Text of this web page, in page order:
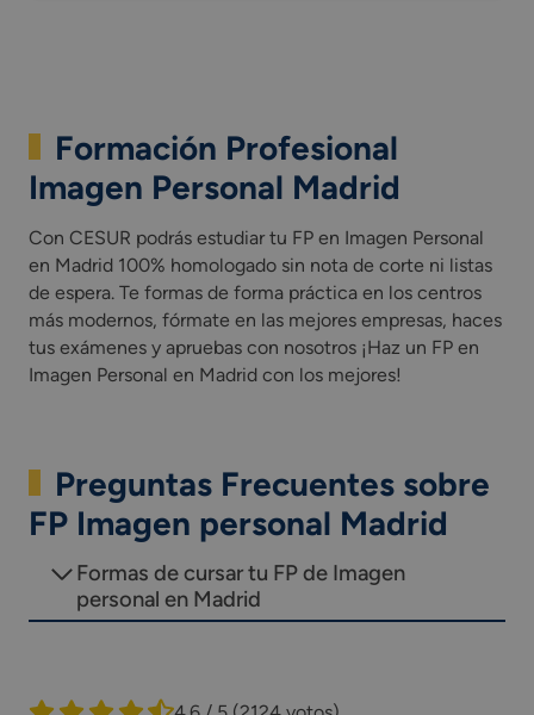
Formación Profesional
Imagen Personal Madrid
Con CESUR podrás estudiar tu FP en Imagen Personal
en Madrid 100% homologado sin nota de corte ni listas
de espera. Te formas de forma práctica en los centros
más modernos, fórmate en las mejores empresas, haces
tus exámenes y apruebas con nosotros ¡Haz un FP en
Imagen Personal en Madrid con los mejores!
Preguntas Frecuentes sobre
FP Imagen personal Madrid
Formas de cursar tu FP de Imagen
personal en Madrid